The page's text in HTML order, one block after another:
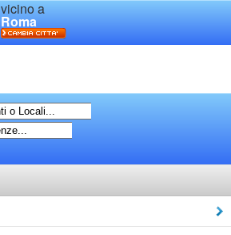
vicino a
Roma